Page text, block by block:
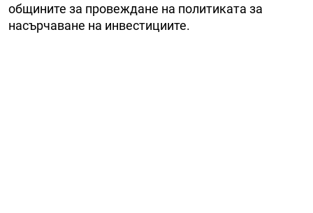
общините за провеждане на политиката за
насърчаване на инвестициите.